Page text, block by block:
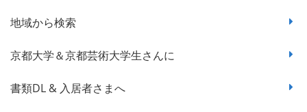
地域から検索
京都大学＆京都芸術大学生さんに
書類DL & 入居者さまへ